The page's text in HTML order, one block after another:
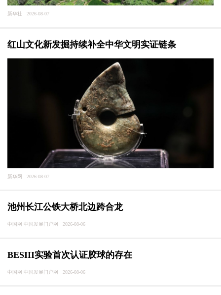
新华社 2026-08-07
红山文化新发掘持续补全中华文明实证链条
新华网 2026-08-07
池州长江公铁大桥北边跨合龙
中国网·中国发展门户网 2026-08-06
BESIII实验首次认证胶球的存在
中国网·中国发展门户网 2026-08-06